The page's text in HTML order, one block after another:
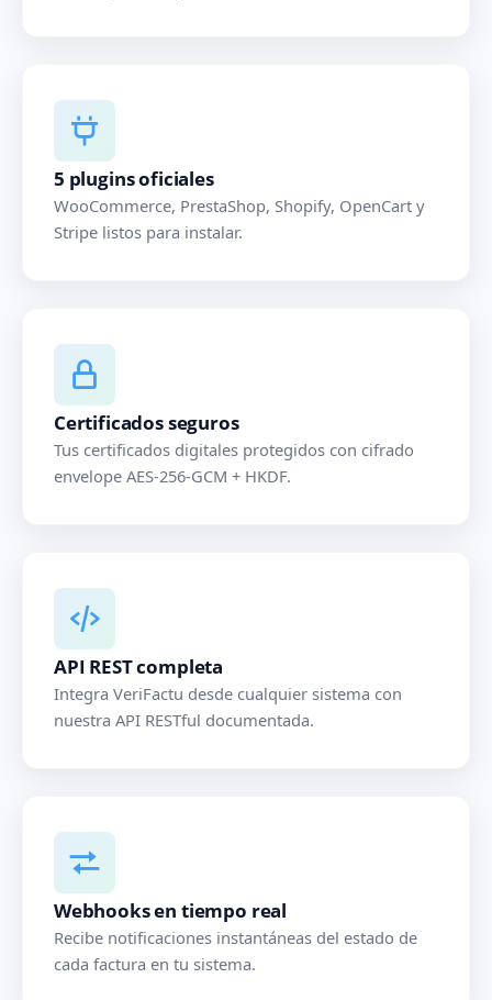
5 plugins oficiales
WooCommerce, PrestaShop, Shopify, OpenCart y
Stripe listos para instalar.
Certificados seguros
Tus certificados digitales protegidos con cifrado
envelope AES-256-GCM + HKDF.
API REST completa
Integra VeriFactu desde cualquier sistema con
nuestra API RESTful documentada.
Webhooks en tiempo real
Recibe notificaciones instantáneas del estado de
cada factura en tu sistema.